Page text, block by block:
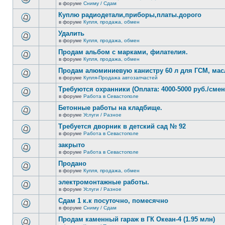
сообщений.
новых
непрочитанных
сообщений.
новых
непрочитанных
сообщений.
в форуме Сниму / Сдам
новых
непрочитанных
сообщений.
Куплю радиодетали,приборы,платы.дорого
в форуме Купля, продажа, обмен
новых
непрочитанных
сообщений.
Удалить
в форуме Купля, продажа, обмен
новых
непрочитанных
сообщений.
Продам альбом с марками, филателия.
в форуме Купля, продажа, обмен
новых
непрочитанных
сообщений.
Продам алюминиевую канистру 60 л для ГСМ,
в форуме Купля-Продажа автозапчастей
новых
непрочитанных
сообщений.
Требуются охранники (Оплата: 4000-5000 руб./
в форуме Работа в Севастополе
новых
непрочитанных
сообщений.
Бетонные работы на кладбище.
в форуме Услуги / Разное
новых
непрочитанных
сообщений.
Требуется дворник в детский сад № 92
в форуме Работа в Севастополе
новых
непрочитанных
сообщений.
закрыто
в форуме Работа в Севастополе
новых
непрочитанных
сообщений.
Продано
в форуме Купля, продажа, обмен
новых
непрочитанных
электромонтажные работы.
в форуме Услуги / Разное
Сдам 1 к.к посуточно, помесячно
в форуме Сниму / Сдам
Продам каменный гараж в ГК Океан-4 (1.95 млн)